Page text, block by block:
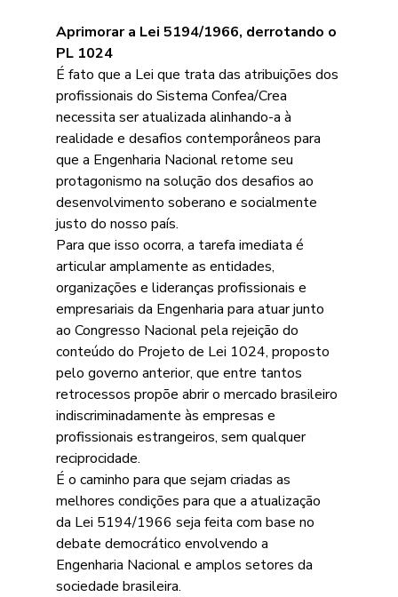
Aprimorar a Lei 5194/1966, derrotando o
PL 1024
É fato que a Lei que trata das atribuições dos
profissionais do Sistema Confea/Crea
necessita ser atualizada alinhando-a à
realidade e desafios contemporâneos para
que a Engenharia Nacional retome seu
protagonismo na solução dos desafios ao
desenvolvimento soberano e socialmente
justo do nosso país.
Para que isso ocorra, a tarefa imediata é
articular amplamente as entidades,
organizações e lideranças profissionais e
empresariais da Engenharia para atuar junto
ao Congresso Nacional pela rejeição do
conteúdo do Projeto de Lei 1024, proposto
pelo governo anterior, que entre tantos
retrocessos propõe abrir o mercado brasileiro
indiscriminadamente às empresas e
profissionais estrangeiros, sem qualquer
reciprocidade.
É o caminho para que sejam criadas as
melhores condições para que a atualização
da Lei 5194/1966 seja feita com base no
debate democrático envolvendo a
Engenharia Nacional e amplos setores da
sociedade brasileira.